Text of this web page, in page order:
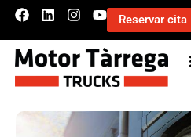
Reservar cita